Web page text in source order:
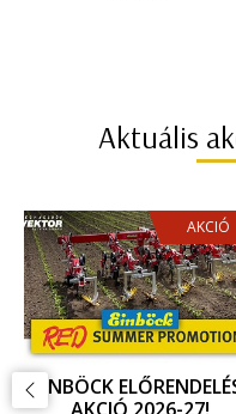
Aktuális
AKCIÓ
EINBÖCK
AKCIÓ 2026-27!